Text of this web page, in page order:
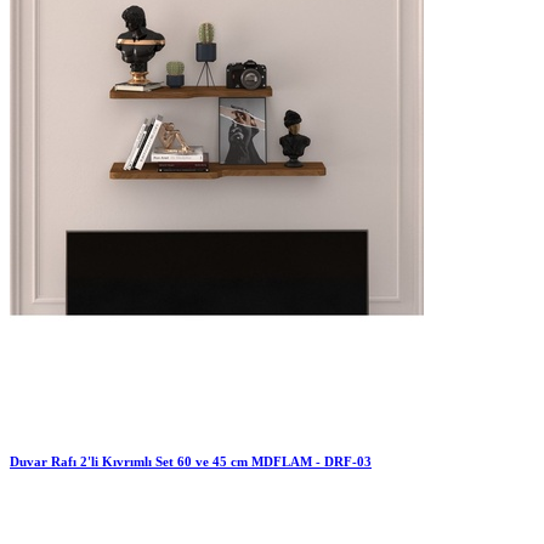
Duvar Rafı 2'li Kıvrımlı Set 60 ve 45 cm MDFLAM - DRF-03